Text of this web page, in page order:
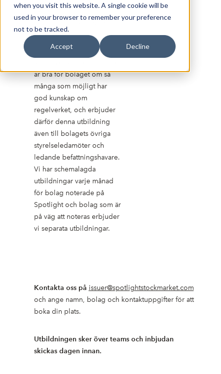
when you visit this website. A single cookie will be
used in your browser to remember your preference
not to be tracked.
Accept Decline
exempel och råd om hur
dessa regler ska användas i
praktiken.
är bra för bolaget om så
många som möjligt har
god kunskap om
regelverket, och erbjuder
därför denna utbildning
även till bolagets övriga
styrelseledamöter och
ledande befattningshavare.
Vi har schemalagda
utbildningar varje månad
för bolag noterade på
Spotlight och bolag som är
på väg att noteras erbjuder
vi separata utbildningar.
Kontakta oss på issuer@spotlightstockmarket.com
och ange namn, bolag och kontaktuppgifter för att
boka din plats.
Utbildningen sker över teams och inbjudan
skickas dagen innan.